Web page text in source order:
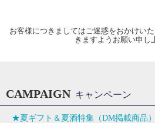
お客様につきましてはご迷惑をおかけい
きますようお願い申し
CAMPAIGN キャンペーン
★夏ギフト＆夏酒特集（DM掲載商品）